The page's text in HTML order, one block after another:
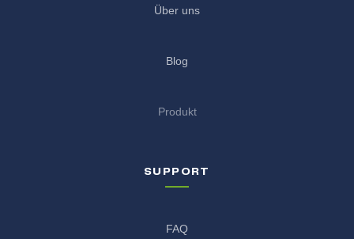
Über uns
Blog
Produkt
SUPPORT
FAQ